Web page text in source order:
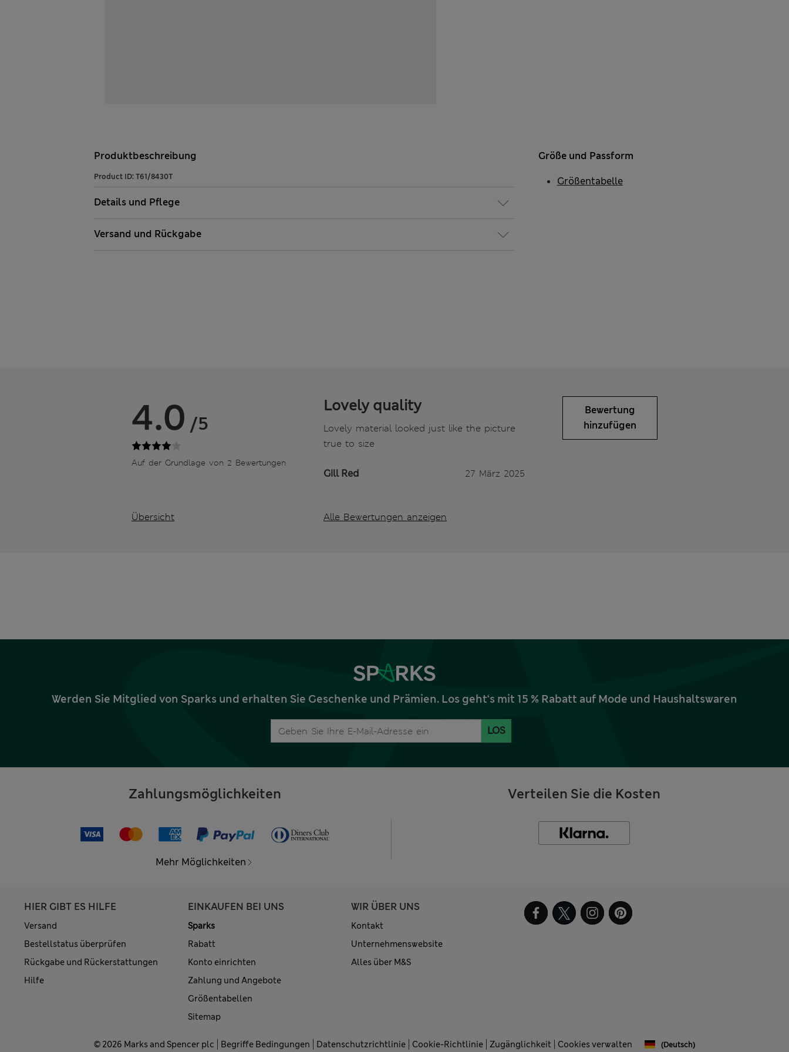
Produktbeschreibung
Product ID: T61/8430T
Details und Pflege
Versand und Rückgabe
Größe und Passform
Größentabelle
4.0 /5
Auf der Grundlage von 2 Bewertungen
Übersicht
Lovely quality
Lovely material looked just like the picture
true to size
Gill Red 27 März 2025
Alle Bewertungen anzeigen
Bewertung
hinzufügen
Werden Sie Mitglied von Sparks und erhalten Sie Geschenke und Prämien. Los geht‘s mit 15 % Rabatt auf Mode und Haushaltswaren
LOS
Zahlungsmöglichkeiten
Mehr Möglichkeiten
Verteilen Sie die Kosten
HIER GIBT ES HILFE
Versand
Bestellstatus überprüfen
Rückgabe und Rückerstattungen
Hilfe
EINKAUFEN BEI UNS
Sparks
Rabatt
Konto einrichten
Zahlung und Angebote
Größentabellen
Sitemap
WIR ÜBER UNS
Kontakt
Unternehmenswebsite
Alles über M&S
© 2026 Marks and Spencer plc Begriffe Bedingungen Datenschutzrichtlinie Cookie-Richtlinie Zugänglichkeit Cookies verwalten (Deutsch)